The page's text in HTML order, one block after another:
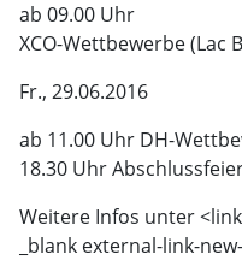
ab 09.00 Uhr
XCO-Wettbewerbe (Lac
Fr., 29.06.2016
ab 11.00 Uhr DH-
18.30 Uhr
Weitere Infos unter
_blank external-link-